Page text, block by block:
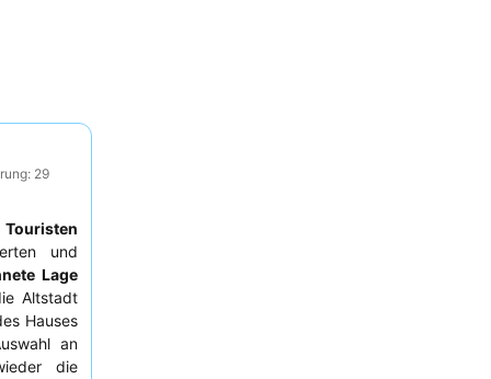
29
Touristen
und
Lage
Altstadt
Hauses
an
die